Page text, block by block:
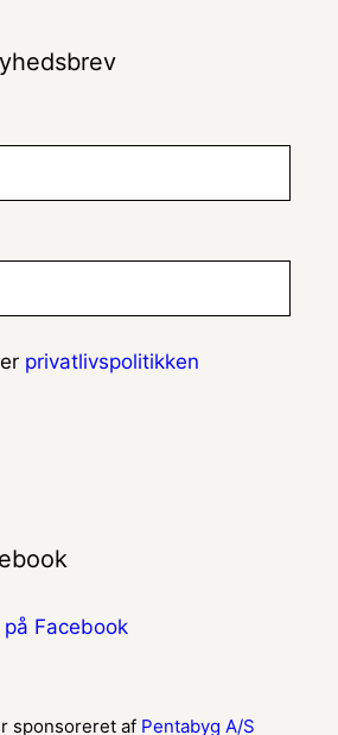
privatlivspolitikken
på Facebook
sponsoreret af Pentabyg A/S